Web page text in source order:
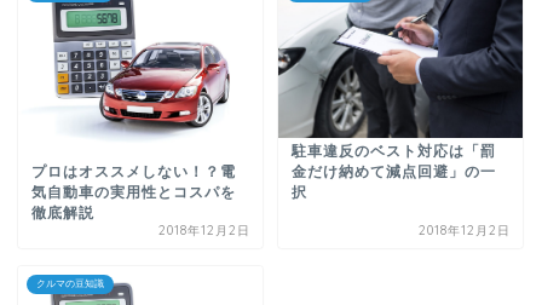
プロはオススメしない！？電
気自動車の実用性とコスパを
徹底解説
2018年12月2日
駐車違反のベスト対応は「罰
金だけ納めて減点回避」の一
択
2018年12月2日
クルマの豆知識